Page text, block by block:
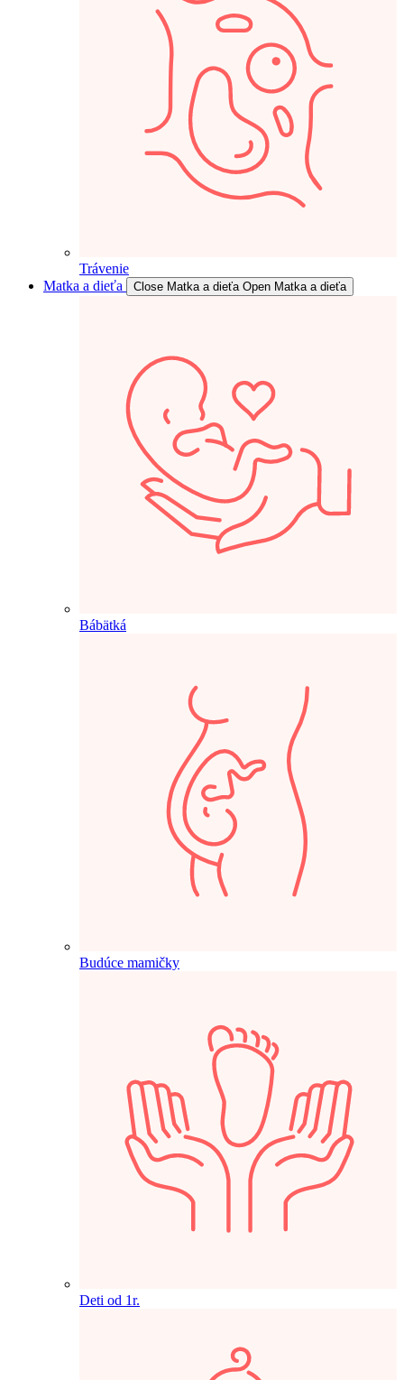
Trávenie
Matka a dieťa
Close Matka a dieťa Open Matka a dieťa
Bábätká
Budúce mamičky
Deti od 1r.